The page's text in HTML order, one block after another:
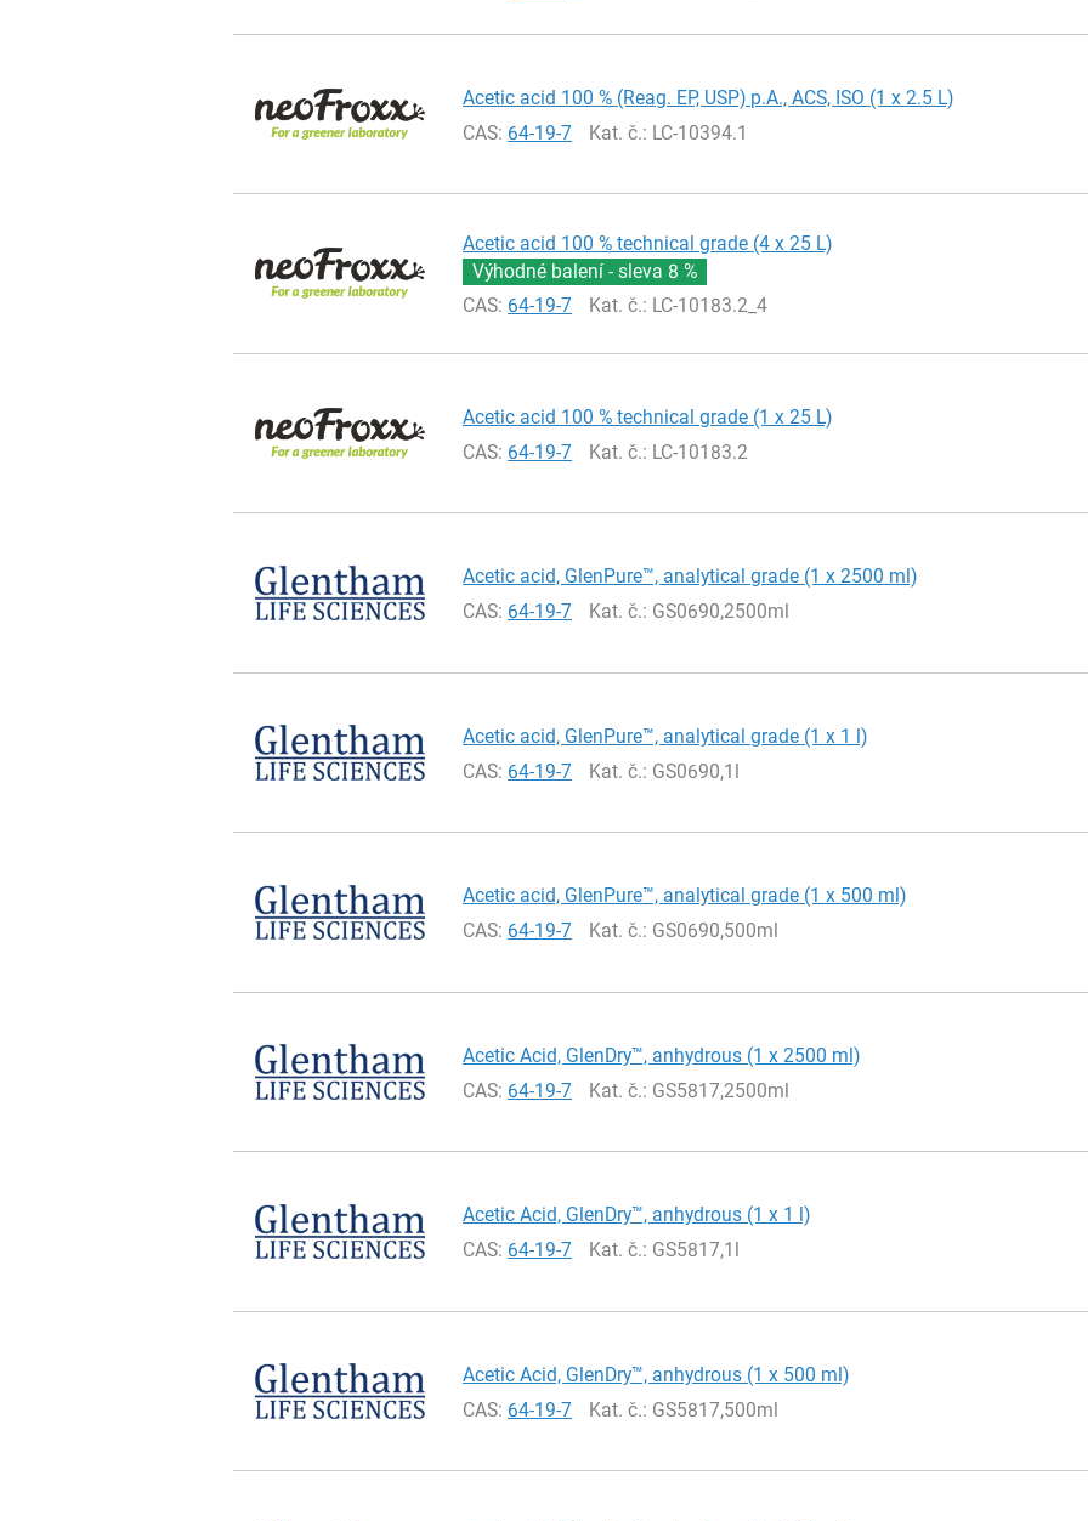
Acetic acid 100 % (Reag. EP, USP) p.A., ACS, ISO (1 x 2.5 L)
CAS: 64-19-7 Kat. č.: LC-10394.1
Acetic acid 100 % technical grade (4 x 25 L)
Výhodné balení - sleva 8 %
CAS: 64-19-7 Kat. č.: LC-10183.2_4
Acetic acid 100 % technical grade (1 x 25 L)
CAS: 64-19-7 Kat. č.: LC-10183.2
Acetic acid, GlenPure™, analytical grade (1 x 2500 ml)
CAS: 64-19-7 Kat. č.: GS0690,2500ml
Acetic acid, GlenPure™, analytical grade (1 x 1 l)
CAS: 64-19-7 Kat. č.: GS0690,1l
Acetic acid, GlenPure™, analytical grade (1 x 500 ml)
CAS: 64-19-7 Kat. č.: GS0690,500ml
Acetic Acid, GlenDry™, anhydrous (1 x 2500 ml)
CAS: 64-19-7 Kat. č.: GS5817,2500ml
Acetic Acid, GlenDry™, anhydrous (1 x 1 l)
CAS: 64-19-7 Kat. č.: GS5817,1l
Acetic Acid, GlenDry™, anhydrous (1 x 500 ml)
CAS: 64-19-7 Kat. č.: GS5817,500ml